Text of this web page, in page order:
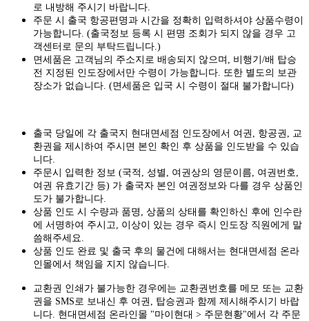
로 내방해 주시기 바랍니다.
주문 시 출국 항공편명과 시간을 정확히 입력하셔야 상품수령이
가능합니다. (출국정보 등록 시 편명 조회가 되지 않을 경우 고
객센터로 문의 부탁드립니다.)
면세품은 고객님의 주소지로 배송되지 않으며, 비행기/배 탑승
전 지정된 인도장에서만 수령이 가능합니다. 또한 별도의 보관
장소가 없습니다. (면세품은 입국 시 수령이 절대 불가합니다)
출국 당일에 각 출국지 현대면세점 인도장에서 여권, 항공권, 교
환권을 제시하여 주시면 본인 확인 후 상품을 인도받을 수 있습
니다.
주문시 입력한 정보 (국적, 성별, 여권상의 영문이름, 여권번호,
여권 유효기간 등) 가 출국자 본인 여권정보와 다를 경우 상품인
도가 불가합니다.
상품 인도 시 수량과 품명, 상품의 상태를 확인하신 후에 인수란
에 서명하여 주시고, 이상이 있는 경우 즉시 인도장 직원에게 말
씀해주세요.
상품 인도 완료 및 출국 후의 물건에 대해서는 현대면세점 온라
인몰에서 책임을 지지 않습니다.
교환권 인쇄가 불가능한 경우에는 교환권번호를 메모 또는 교환
권을 SMS로 보내신 후 여권, 탑승권과 함께 제시해주시기 바랍
니다. 현대면세점 온라인몰 "마이현대 > 주문현황"에서 각 주문